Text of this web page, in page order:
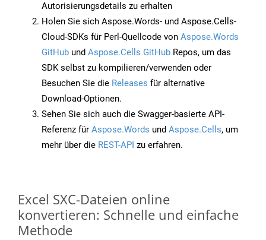
Autorisierungsdetails zu erhalten
Holen Sie sich Aspose.Words- und Aspose.Cells-
Cloud-SDKs für Perl-Quellcode von Aspose.Words
GitHub und Aspose.Cells GitHub Repos, um das
SDK selbst zu kompilieren/verwenden oder
Besuchen Sie die Releases für alternative
Download-Optionen.
Sehen Sie sich auch die Swagger-basierte API-
Referenz für Aspose.Words und Aspose.Cells, um
mehr über die REST-API zu erfahren.
Excel SXC-Dateien online
konvertieren: Schnelle und einfache
Methode